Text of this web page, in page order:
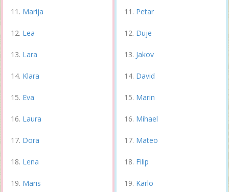
Marija
Lea
Lara
Klara
Eva
Laura
Dora
Lena
Maris
Petar
Duje
Jakov
David
Marin
Mihael
Mateo
Filip
Karlo